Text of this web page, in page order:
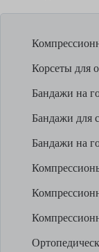
Корсеты для
Бандажи на
Бандажи для
Бандажи на